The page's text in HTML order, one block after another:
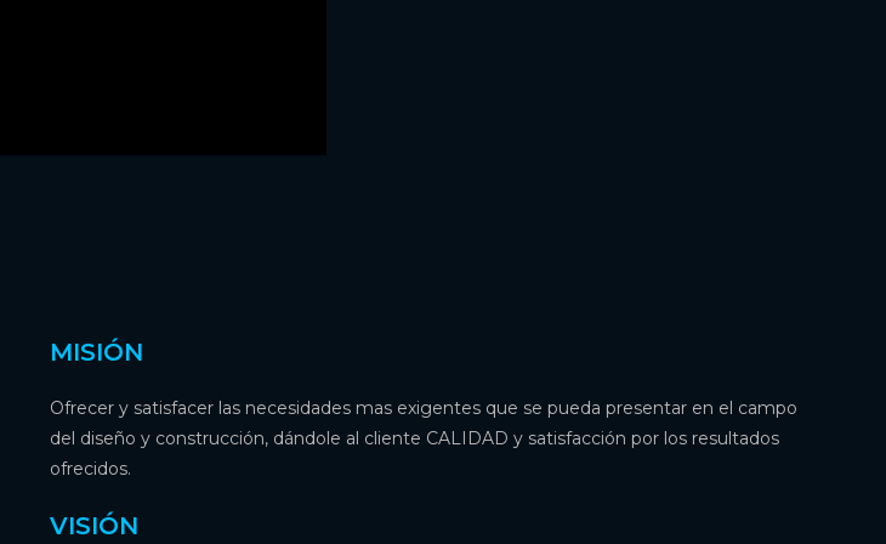
MISIÓN
Ofrecer y satisfacer las necesidades mas exigentes que se pueda presentar en el campo
del diseño y construcción, dándole al cliente CALIDAD y satisfacción por los resultados
ofrecidos.
VISIÓN